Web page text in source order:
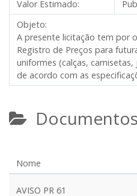
Valor Estimado:
Objeto:
A presente licitação tem por
Registro de Preços para
uniformes (calças,
de acordo com as
Documentos
Nome
AVISO PR 61